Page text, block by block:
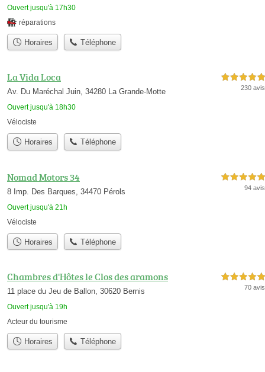
Ouvert jusqu'à 17h30
réparations
Horaires Téléphone
La Vida Loca
Av. Du Maréchal Juin, 34280 La Grande-Motte
Ouvert jusqu'à 18h30
5,0 étoiles sur 5
230 avis
Vélociste
Horaires Téléphone
Nomad Motors 34
8 Imp. Des Barques, 34470 Pérols
Ouvert jusqu'à 21h
5,0 étoiles sur 5
94 avis
Vélociste
Horaires Téléphone
Chambres d'Hôtes le Clos des aramons
11 place du Jeu de Ballon, 30620 Bernis
Ouvert jusqu'à 19h
5,0 étoiles sur 5
70 avis
Acteur du tourisme
Horaires Téléphone